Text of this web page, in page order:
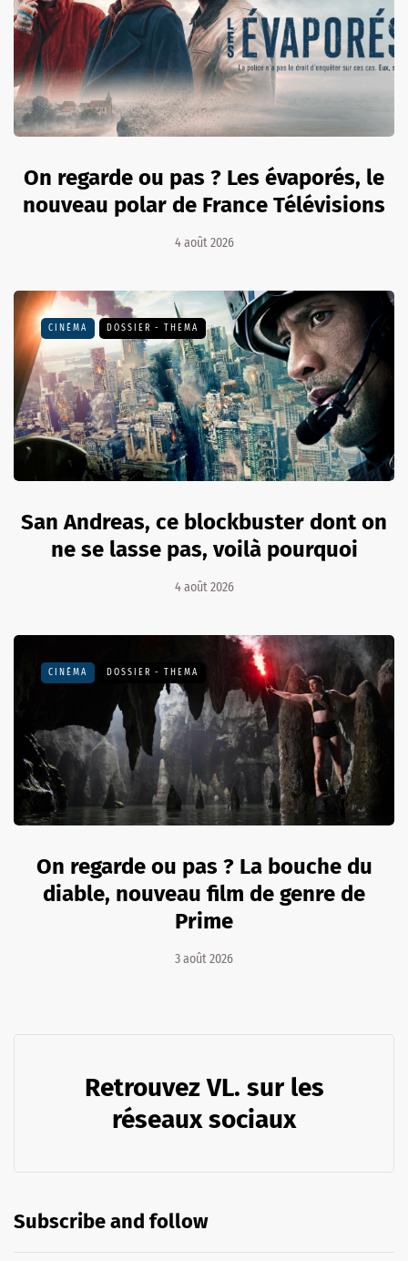
On regarde ou pas ? Les évaporés, le
nouveau polar de France Télévisions
4 août 2026
CINÉMA DOSSIER - THEMA
San Andreas, ce blockbuster dont on
ne se lasse pas, voilà pourquoi
4 août 2026
CINÉMA DOSSIER - THEMA
On regarde ou pas ? La bouche du
diable, nouveau film de genre de
Prime
3 août 2026
Retrouvez VL. sur les
réseaux sociaux
Subscribe and follow